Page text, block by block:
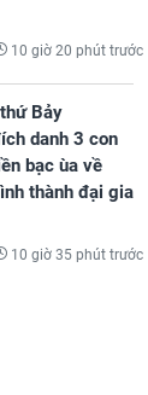
10 giờ 20 phút trước
Bảy
danh 3 con
bạc ùa về
thành đại gia
10 giờ 35 phút trước